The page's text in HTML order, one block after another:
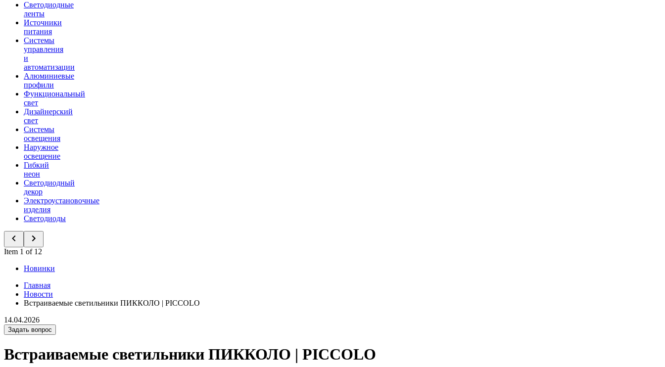
Светодиодные
ленты
Источники
питания
Системы
управления
и
автоматизации
Алюминиевые
профили
Функциональный
свет
Дизайнерский
свет
Системы
освещения
Наружное
освещение
Гибкий
неон
Светодиодный
декор
Электроустановочные
изделия
Светодиоды
Item 1 of 12
Новинки
Главная
Новости
Встраиваемые светильники ПИККОЛО | PICCOLO
14.04.2026
Задать вопрос
Встраиваемые светильники ПИККОЛО | PICCOLO